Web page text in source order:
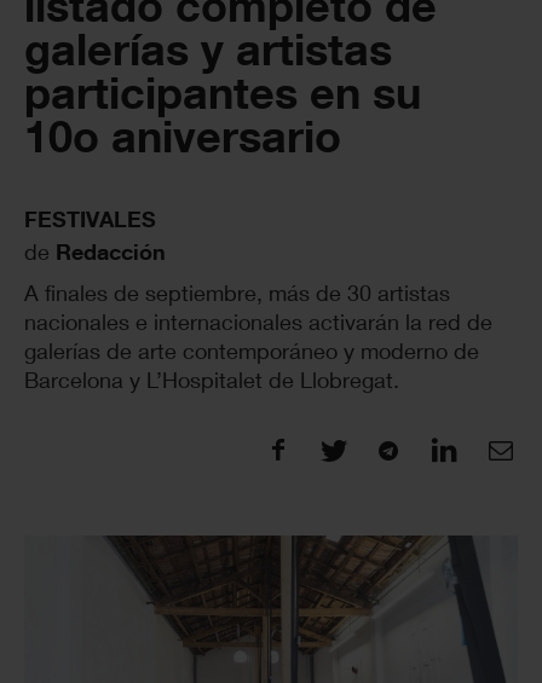
galerías y artistas
participantes en su
10o aniversario
FESTIVALES
de Redacción
A finales de septiembre, más de 30 artistas
nacionales e internacionales activarán la red de
galerías de arte contemporáneo y moderno de
Barcelona y L’Hospitalet de Llobregat.